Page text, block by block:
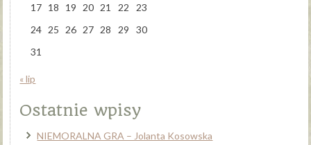
17 18 19 20 21 22
23
24 25 26 27 28 29
30
31
« lip
Ostatnie wpisy
NIEMORALNA GRA – Jolanta Kosowska